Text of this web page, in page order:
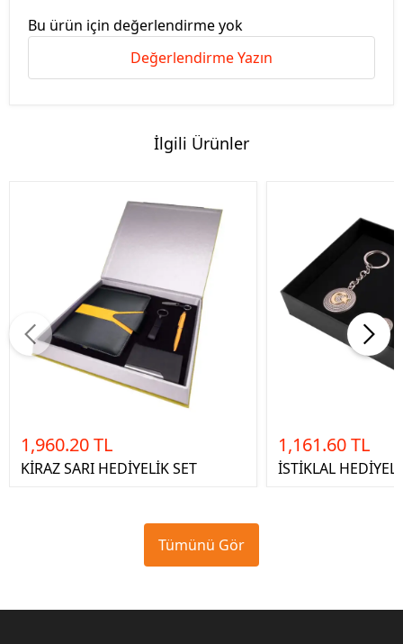
Bu ürün için değerlendirme yok
Değerlendirme Yazın
İlgili Ürünler
1,960.20 TL
KİRAZ SARI HEDİYELİK SET
1,161.60 TL
İSTİKLAL
Tümünü Gör